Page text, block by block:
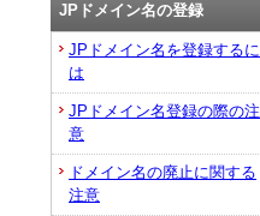
JPドメイン名の登録
JPドメイン名を登録するに
は
JPドメイン名登録の際の注
意
ドメイン名の廃止に関する
注意